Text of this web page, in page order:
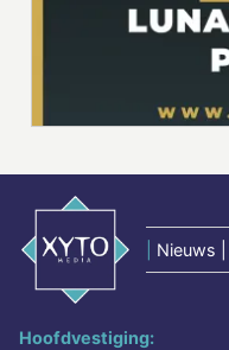
Nieuws
Hoofdvestiging: